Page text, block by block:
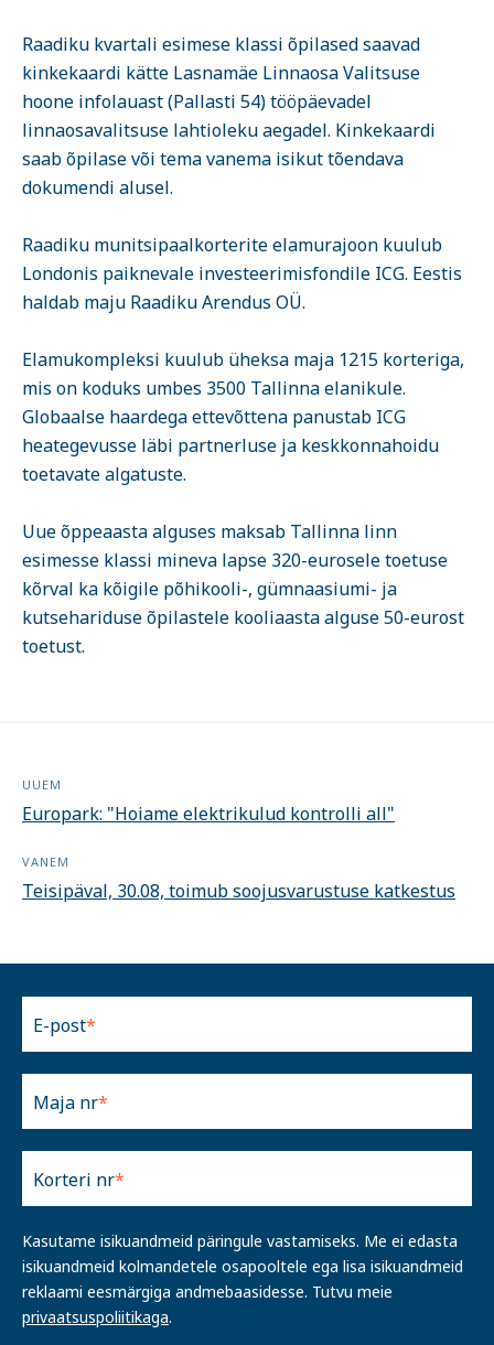
Raadiku kvartali esimese klassi õpilased saavad
kinkekaardi kätte Lasnamäe Linnaosa Valitsuse
hoone infolauast (Pallasti 54) tööpäevadel
linnaosavalitsuse lahtioleku aegadel. Kinkekaardi
saab õpilase või tema vanema isikut tõendava
dokumendi alusel.
Raadiku munitsipaalkorterite elamurajoon kuulub
Londonis paiknevale investeerimisfondile ICG. Eestis
haldab maju Raadiku Arendus OÜ.
Elamukompleksi kuulub üheksa maja 1215 korteriga,
mis on koduks umbes 3500 Tallinna elanikule.
Globaalse haardega ettevõttena panustab ICG
heategevusse läbi partnerluse ja keskkonnahoidu
toetavate algatuste.
Uue õppeaasta alguses maksab Tallinna linn
esimesse klassi mineva lapse 320-eurosele toetuse
kõrval ka kõigile põhikooli-, gümnaasiumi- ja
kutsehariduse õpilastele kooliaasta alguse 50-eurost
toetust.
UUEM
Europark: "Hoiame elektrikulud kontrolli all"
VANEM
Teisipäval, 30.08, toimub soojusvarustuse katkestus
E-post
Maja nr
Korteri nr
Kasutame isikuandmeid päringule vastamiseks. Me ei edasta
isikuandmeid kolmandetele osapooltele ega lisa isikuandmeid
reklaami eesmärgiga andmebaasidesse. Tutvu meie
privaatsuspoliitikaga.